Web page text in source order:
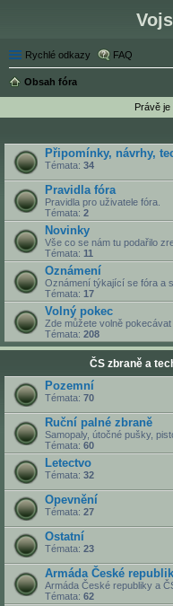
Rychlé odkazy FAQ
Obsah fóra
Právě je
Připomínky, návrhy,
Témata: 34
Pravidla fóra
Pravidla pro uživatele fóra.
Témata: 2
Novinky
Vše co se nám tu podařilo
Témata: 11
Oznámení
Oznámení týkající se fóra a
Témata: 17
Volný pokec
Zde můžete volně
Témata: 208
ČS zbraně a
Pozemní
Témata: 70
Ruční palné zbraně
Samopaly, útočné pušky,
Témata: 60
Letectvo
Témata: 32
Opevnění
Témata: 27
Ostatní
Témata: 23
Armáda České
Armáda České republiky a
Témata: 62